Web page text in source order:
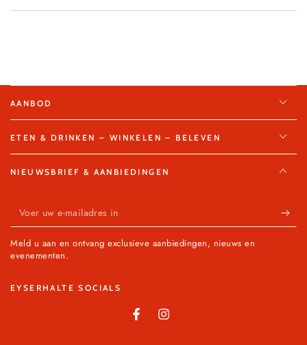
AANBOD
ETEN & DRINKEN – WINKELEN – BELEVEN
NIEUWSBRIEF & AANBIEDINGEN
Voer
uw
e-
in
Meld u aan en ontvang exclusieve aanbiedingen, nieuws en
evenementen.
EYSERHALTE SOCIALS
FacebookInstagram